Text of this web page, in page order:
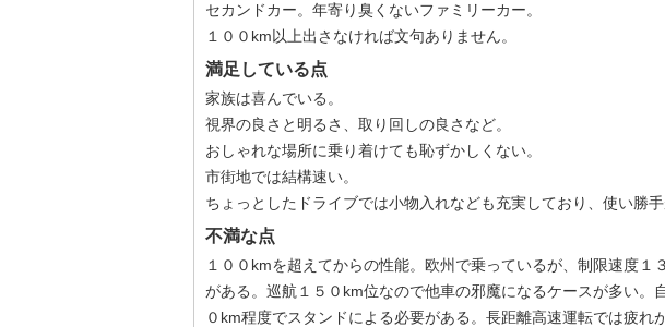
セカンドカー。年寄り臭くないファミリーカー。
１００km以上出さなければ文句ありません。
満足している点
家族は喜んでいる。
視界の良さと明るさ、取り回しの良さなど。
おしゃれな場所に乗り着けても恥ずかしくない。
市街地では結構速い。
ちょっとしたドライブでは小物入れなども充実しており、使い勝手
不満な点
１００kmを超えてからの性能。欧州で乗っているが、制限速度１
がある。巡航１５０km位なので他車の邪魔になるケースが多い。
０km程度でスタンドによる必要がある。長距離高速運転では疲れ